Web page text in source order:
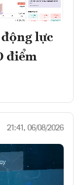
lực
điểm
21:41, 06/08/2026